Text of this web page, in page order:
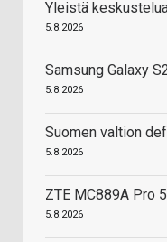
Yleistä
5.8.2026
Samsung Galaxy
5.8.2026
Suomen valtion
5.8.2026
ZTE MC889A Pro
5.8.2026